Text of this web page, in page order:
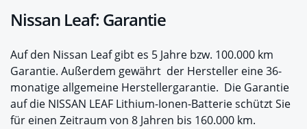
Nissan Leaf: Garantie
Auf den Nissan Leaf gibt es 5 Jahre bzw. 100.000 km
Garantie. Außerdem gewährt der Hersteller eine 36-
monatige allgemeine Herstellergarantie. Die Garantie
auf die NISSAN LEAF Lithium-Ionen-Batterie schützt Sie
für einen Zeitraum von 8 Jahren bis 160.000 km.